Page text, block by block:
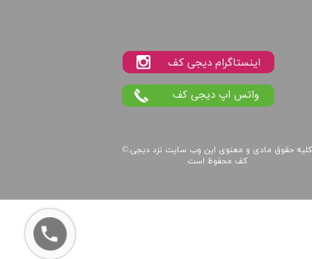
©. کلیه حقوق مادی و معنوی این وب سایت نزددیجی
کف محفوظ است
واتس اپ دیجی کف